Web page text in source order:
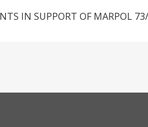
IN SUPPORT OF MARPOL